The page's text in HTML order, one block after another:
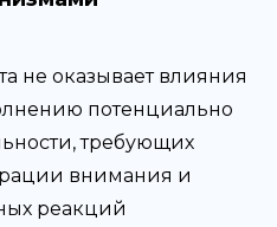
не оказывает влияния
потенциально
требующих
внимания и
реакций